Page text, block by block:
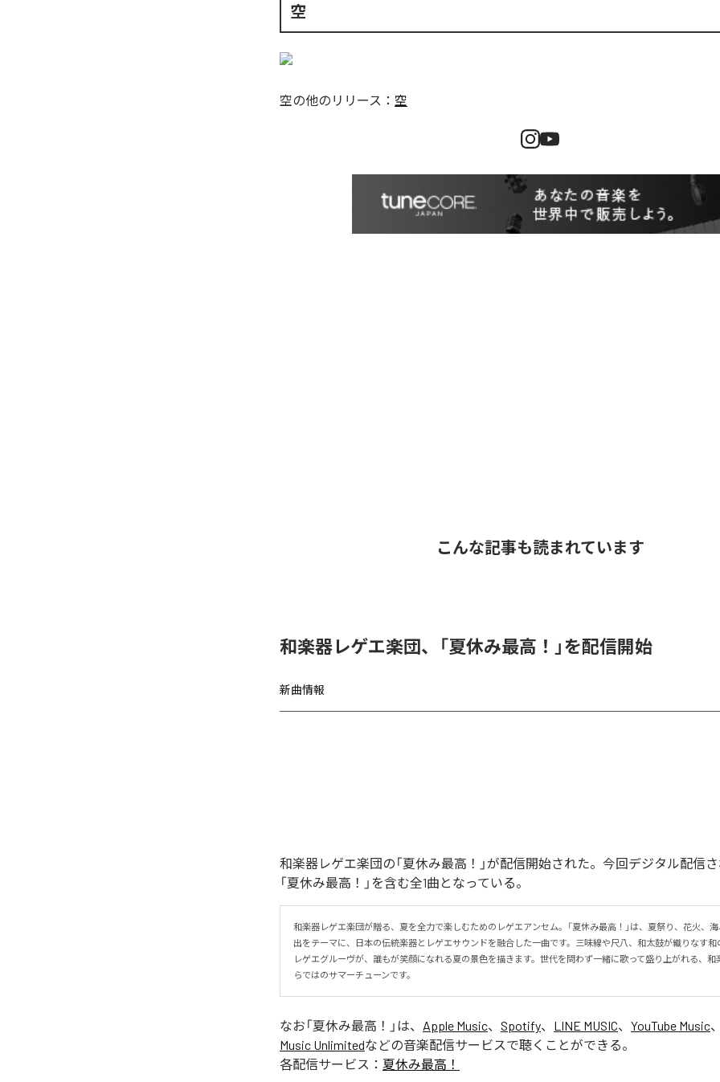
空
空の他のリリース： 空
こんな記事も読まれています
和楽器レゲエ楽団、「夏休み最高！」を配信開始
新曲情報
和楽器レゲエ楽団の「夏休み最高！」が配信開始された。今回デジタル配信
「夏休み最高！」を含む全1曲となっている。
和楽器レゲエ楽団が贈る、夏を全力で楽しむためのレゲエアンセム。「夏休み最高！」は、夏祭り、花火、
出をテーマに、日本の伝統楽器とレゲエサウンドを融合した一曲です。三味線や尺八、和太鼓が織りなす和
レゲエグルーヴが、誰もが笑顔になれる夏の景色を描きます。世代を問わず一緒に歌って盛り上がれる、和
らではのサマーチューンです。
なお「夏休み最高！ 」は、 Apple Music、 Spotify、 LINE MUSIC、 YouTube Music
Music Unlimitedなどの音楽配信サービスで聴くことができる。
各配信サービス： 夏休み最高！